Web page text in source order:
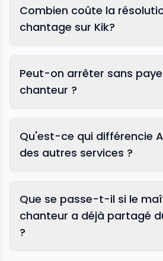
Combien coûte la
chantage sur Kik?
Peut-on arrêter sans
chanteur ?
Qu'est-ce qui différencie
des autres services ?
Que se passe-t-il si le
chanteur a déjà partagé
?